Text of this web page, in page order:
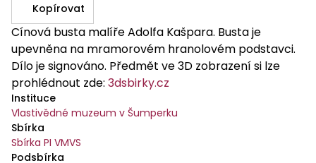
Kopírovat
Cínová busta malíře Adolfa Kašpara. Busta je
upevněna na mramorovém hranolovém podstavci.
Dílo je signováno. Předmět ve 3D zobrazení si lze
prohlédnout zde: 3dsbirky.cz
Instituce
Vlastivědné muzeum v Šumperku
Sbírka
Sbírka PI VMVS
Podsbírka